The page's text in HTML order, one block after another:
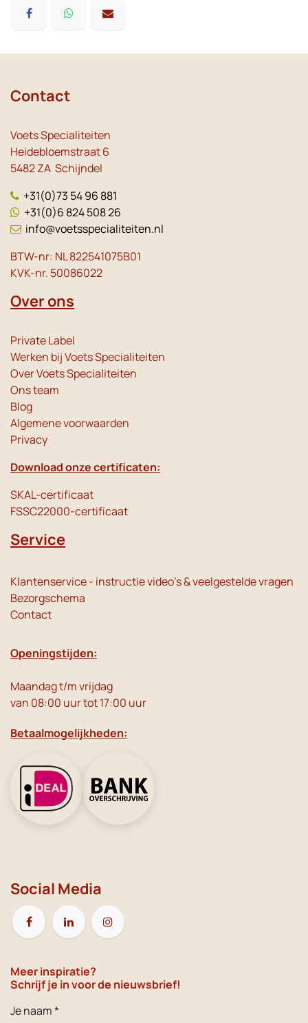
Contact
Voets Specialiteiten
Heidebloemstraat 6
5482 ZA Schijndel
+31(0)73 54 96 881
+31(0)6 824 508 26
info@voetsspecialiteiten.nl
BTW-nr: NL 822541075B01
KVK-nr. 50086022
Over ons
Private Label
Werken bij Voets Specialiteiten
Over Voets Specialiteiten
Ons team
Blog
Algemene voorwaarden
Privacy
Download onze certificaten:
SKAL-certificaat
FSSC22000-certificaat
Service
Klantenservice - instructie video's & veelgestelde vragen
Bezorgschema
Contact
Openingstijden:
Maandag t/m vrijdag
van 08:00 uur tot 17:00 uur
Betaalmogelijkheden:
Social Media
Meer inspiratie?
Schrijf je in voor de nieuwsbrief!
Je naam *